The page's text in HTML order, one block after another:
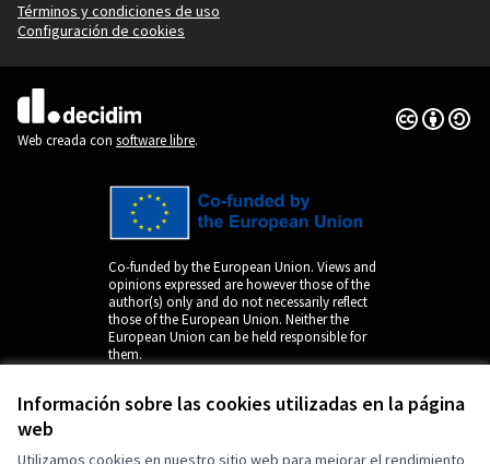
Información sobre las cookies utilizadas en la página
web
Utilizamos cookies en nuestro sitio web para mejorar el rendimiento
Términos y condiciones de uso
Configuración de cookies
(Enlace externo)
Web creada con software libre.
Con
(Enlace
Co-funded by the European Union. Views and
opinions expressed are however those of the
author(s) only and do not necessarily reflect
those of the European Union. Neither the
European Union can be held responsible for
them.